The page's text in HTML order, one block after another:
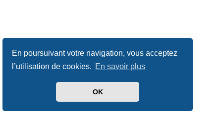
En poursuivant votre navigation, vous acceptez
l’utilisation de cookies. En savoir plus
OK